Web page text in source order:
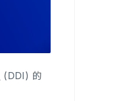
(DDI) 的